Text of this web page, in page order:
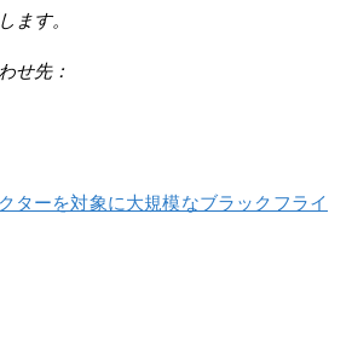
ます。
せ先：
ターを対象に大規模なブラックフライ